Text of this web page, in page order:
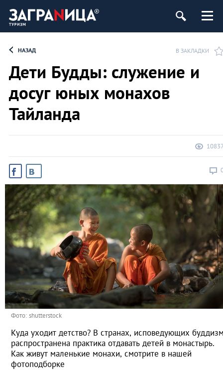
НАЗАД В ЗАКЛАДКИ
Дети Будды: служение и
досуг юных монахов
Тайланда
Фото: shutterstock
Куда уходит детство? В странах, исповедующих
распространена практика отдавать детей в монастырь.
Как живут маленькие монахи, смотрите в нашей
фотоподборке